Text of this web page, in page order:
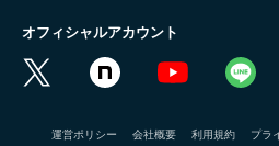
オフィシャルアカウント
運営ポリシー 会社概要 利用規約 プラ